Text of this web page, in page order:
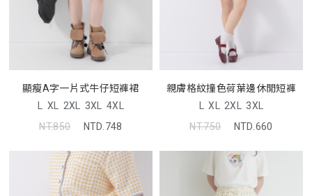
顯瘦A字一片式牛仔短褲裙
L XL 2XL 3XL 4XL
NT.850
NTD.748
親膚格紋撞色荷葉邊休閒短褲
L XL 2XL 3XL
NT.750
NTD.660